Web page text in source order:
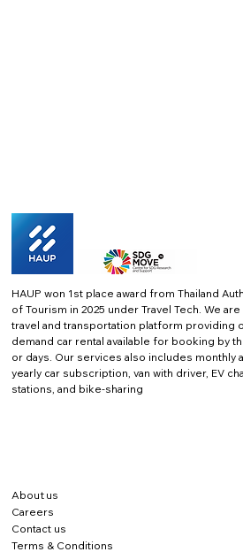
HAUP won 1st place award from Thailand
of Tourism in 2025 under Travel Tech. We are
travel and transportation platform providing
demand car rental available for booking by
or days. Our services also includes monthly
yearly car subscription, van with driver, EV
stations, and bike-sharing
About us
Careers
Contact us
Terms & Conditions